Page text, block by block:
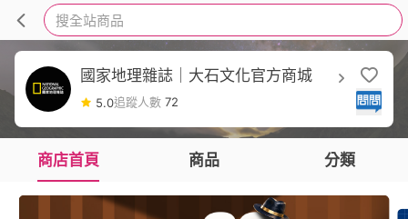
搜全站商品
國家地理雜誌｜大石文化官方商城
5.0追蹤人數 72
商店首頁 商品 分類